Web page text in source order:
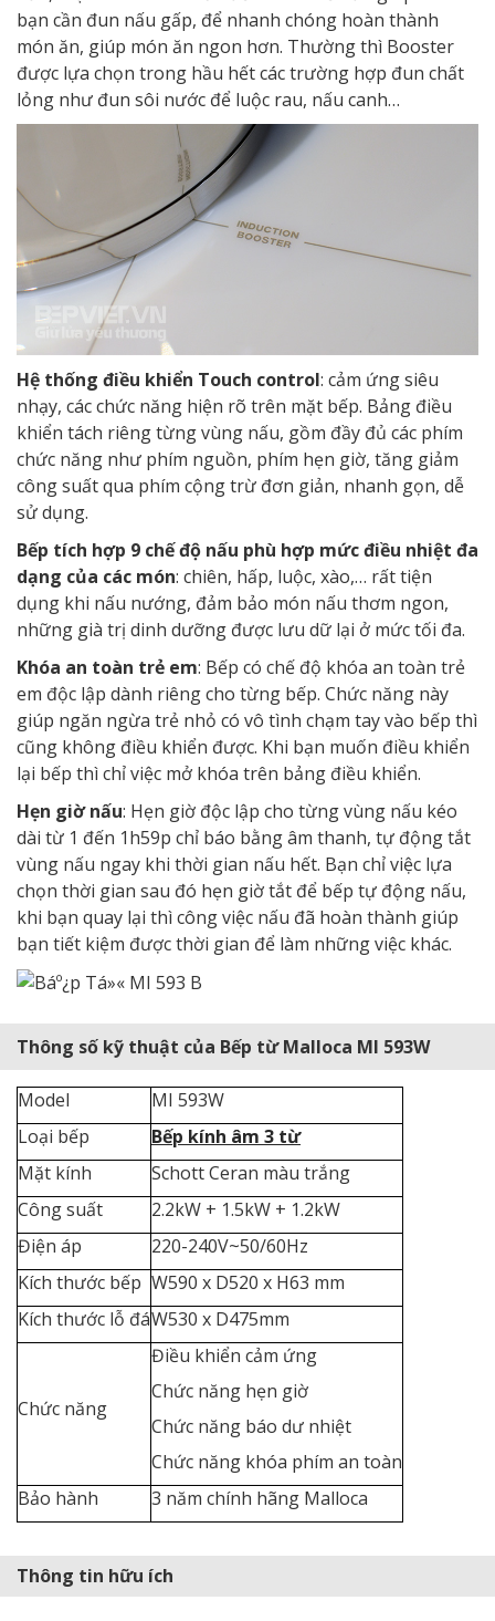
bạn cần đun nấu gấp, để nhanh chóng hoàn thành
món ăn, giúp món ăn ngon hơn. Thường thì Booster
được lựa chọn trong hầu hết các trường hợp đun chất
lỏng như đun sôi nước để luộc rau, nấu canh…
Hệ thống điều khiển Touch control: cảm ứng siêu
nhạy, các chức năng hiện rõ trên mặt bếp. Bảng điều
khiển tách riêng từng vùng nấu, gồm đầy đủ các phím
chức năng như phím nguồn, phím hẹn giờ, tăng giảm
công suất qua phím cộng trừ đơn giản, nhanh gọn, dễ
sử dụng.
Bếp tích hợp 9 chế độ nấu phù hợp mức điều nhiệt đa
dạng của các món: chiên, hấp, luộc, xào,… rất tiện
dụng khi nấu nướng, đảm bảo món nấu thơm ngon,
những già trị dinh dưỡng được lưu dữ lại ở mức tối đa.
Khóa an toàn trẻ em: Bếp có chế độ khóa an toàn trẻ
em độc lập dành riêng cho từng bếp. Chức năng này
giúp ngăn ngừa trẻ nhỏ có vô tình chạm tay vào bếp thì
cũng không điều khiển được. Khi bạn muốn điều khiển
lại bếp thì chỉ việc mở khóa trên bảng điều khiển.
Hẹn giờ nấu: Hẹn giờ độc lập cho từng vùng nấu kéo
dài từ 1 đến 1h59p chỉ báo bằng âm thanh, tự động tắt
vùng nấu ngay khi thời gian nấu hết. Bạn chỉ việc lựa
chọn thời gian sau đó hẹn giờ tắt để bếp tự động nấu,
khi bạn quay lại thì công việc nấu đã hoàn thành giúp
bạn tiết kiệm được thời gian để làm những việc khác.
Thông số kỹ thuật của Bếp từ Malloca MI 593W
Model
MI 593W
Loại bếp
Bếp kính âm 3 từ
Mặt kính
Schott Ceran màu trắng
Công suất
2.2kW + 1.5kW + 1.2kW
Điện áp
220-240V~50/60Hz
Kích thước bếp W590 x D520 x H63 mm
Kích thước lỗ đáW530 x D475mm
Chức năng
Điều khiển cảm ứng
Chức năng hẹn giờ
Chức năng báo dư nhiệt
Chức năng khóa phím an toàn
Bảo hành
3 năm chính hãng Malloca
Thông tin hữu ích